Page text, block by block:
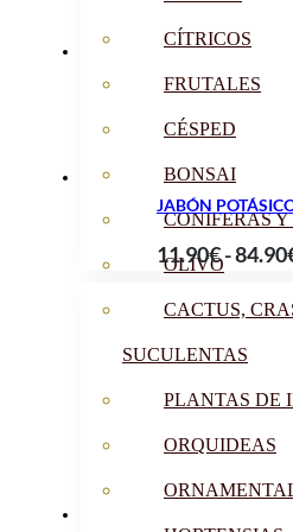
CÍTRICOS
FRUTALES
CÉSPED
BONSAI
CONÍFERAS Y
OLIVO
CACTUS,
SUCULENTAS
PLANTAS DE
ORQUIDEAS
JABÓN
11.90€-84.90